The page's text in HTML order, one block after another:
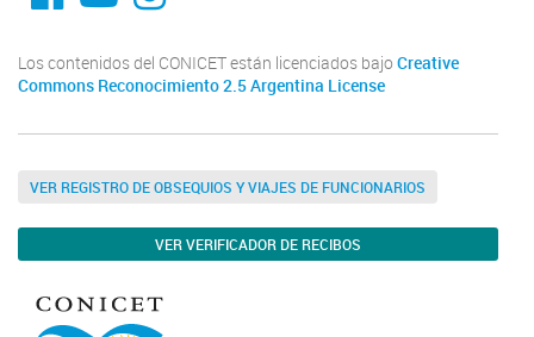
Los contenidos del CONICET están licenciados bajo Creative
Commons Reconocimiento 2.5 Argentina License
VER REGISTRO DE OBSEQUIOS Y VIAJES DE FUNCIONARIOS
VER VERIFICADOR DE RECIBOS